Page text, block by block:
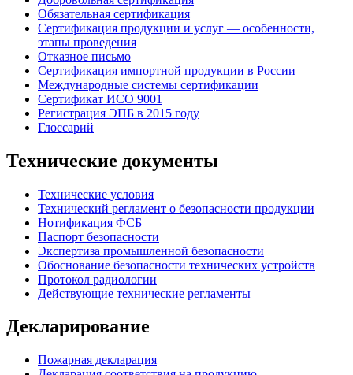
Обязательная сертификация
Сертификация продукции и услуг — особенности,
этапы проведения
Отказное письмо
Сертификация импортной продукции в России
Международные системы сертификации
Сертификат ИСО 9001
Регистрация ЭПБ в 2015 году
Глоссарий
Технические документы
Технические условия
Технический регламент о безопасности продукции
Нотификация ФСБ
Паспорт безопасности
Экспертиза промышленной безопасности
Обоснование безопасности технических устройств
Протокол радиологии
Действующие технические регламенты
Декларирование
Пожарная декларация